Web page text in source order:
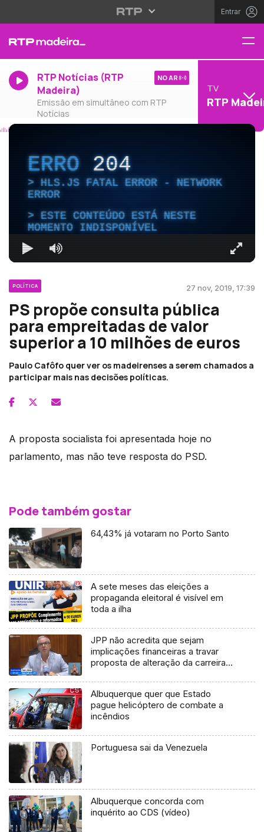
Entrar
RTP Notícias (RTP
Madeira)
Emissão em simultâneo com RTP
Notícias
NO AR
TV
RTP
ERRO204
HLS.JS FATAL ERROR - NETWORK
ERROR
ESTE CONTEÚDO ESTÁ NESTE
MOMENTO INDISPONÍVEL
POLÍTICA 27 nov, 2019, 17:39
PS propõe consulta pública
para empreitadas de valor
superior a 10 milhões de euros
Paulo Cafôfo quer ver os madeirenses a serem chamados a
participar mais nas decisões políticas.
A proposta socialista foi apresentada hoje no
parlamento, mas não teve resposta do PSD.
Pode também gostar
64,43% já votaram no Porto Santo
A sete meses das eleições a
propaganda eleitoral é visível em
toda a ilha
JPP não acredita que sejam
implicações financeiras a travar
proposta de alteração da carreira
Albuquerque quer que Estado
pague helicóptero de combate a
incêndios
Portuguesa sai da Venezuela
Albuquerque concorda com
inquérito ao CDS (vídeo)